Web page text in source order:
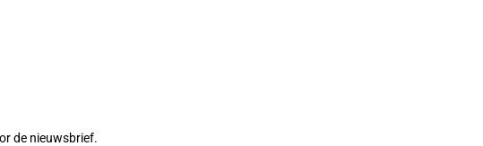
de nieuwsbrief.